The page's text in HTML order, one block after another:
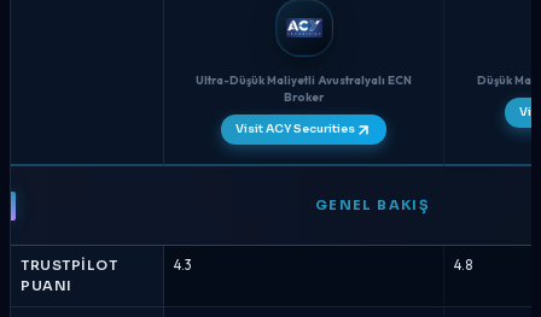
Securities
vs
Fusion
Markets
Ultra-Düşük Maliyetli Avustralyalı ECN
Broker
Visit ACY Securities
Düşük
GENEL BAKIŞ
TRUSTPILOT
PUANI
4.3 4.8